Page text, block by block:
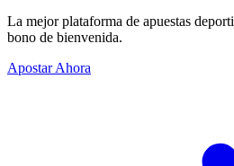
La mejor plataforma de apuestas
bono de bienvenida.
Apostar Ahora